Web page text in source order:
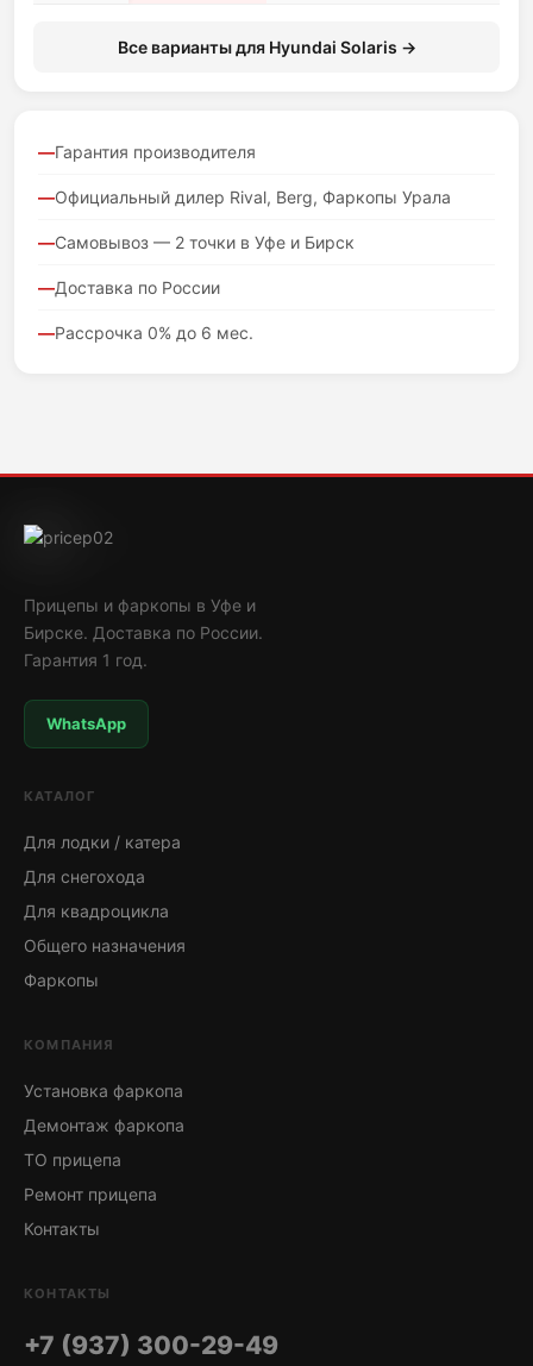
Все варианты для Hyundai Solaris →
Гарантия производителя
Официальный дилер Rival, Berg, Фаркопы Урала
Самовывоз — 2 точки в Уфе и Бирск
Доставка по России
Рассрочка 0% до 6 мес.
Прицепы и фаркопы в Уфе и
Бирске. Доставка по России.
Гарантия 1 год.
WhatsApp
КАТАЛОГ
Для лодки / катера
Для снегохода
Для квадроцикла
Общего назначения
Фаркопы
КОМПАНИЯ
Установка фаркопа
Демонтаж фаркопа
ТО прицепа
Ремонт прицепа
Контакты
КОНТАКТЫ
+7 (937) 300-29-49